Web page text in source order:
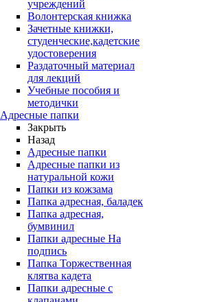
учреждений
Волонтерская книжка
Зачетные книжки,
студенческие,кадетские
удостоверения
Раздаточный материал
для лекций
Учебные пособия и
методички
Адресные папки
Закрыть
Назад
Адресные папки
Адресные папки из
натуральной кожи
Папки из кожзама
Папка адресная, баладек
Папка адресная,
бумвинил
Папки адресные На
подпись
Папка Торжественная
клятва кадета
Папки адресные с